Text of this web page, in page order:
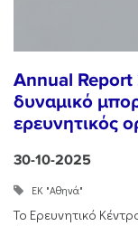
Annual Report
δυναμικό
ερευνητικός
30-10-2025
ΕΚ "Αθηνά"
Το Ερευνητικό